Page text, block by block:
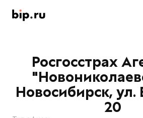
Росгосстрах
Новосибирск, ул.
20